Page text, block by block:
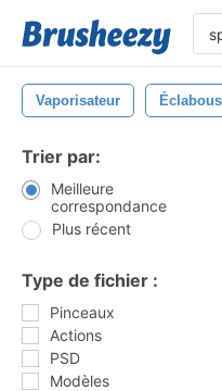
Vaporisateur
Trier par:
Meilleure
correspondance
Plus récent
Type de fichier :
Pinceaux
Actions
PSD
Modèles